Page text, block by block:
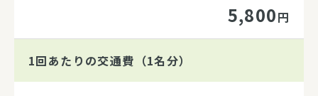
5,800円
1回あたりの交通費（1名分）